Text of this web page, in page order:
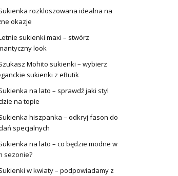
rozkloszowana idealna na
okazje
sukienki maxi – stwórz
look
Mohito sukienki – wybierz
sukienki z eButik
na lato – sprawdź jaki styl
na topie
hiszpanka – odkryj fason do
specjalnych
na lato – co będzie modne w
sezonie?
w kwiaty – podpowiadamy z